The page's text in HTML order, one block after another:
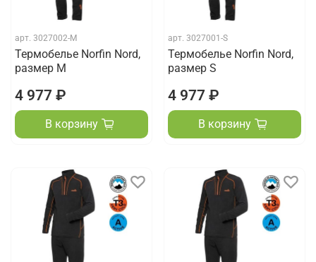
арт. 3027002-M
Термобелье Norfin Nord,
размер M
4 977 ₽
В корзину
арт. 3027001-S
Термобелье Norfin Nord,
размер S
4 977 ₽
В корзину